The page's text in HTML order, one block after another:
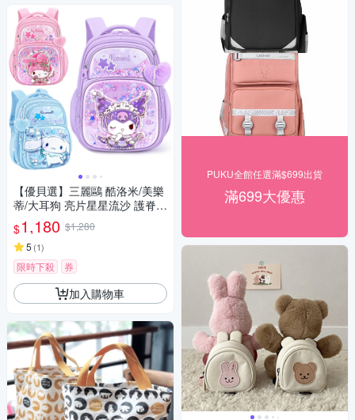
【優貝選】三麗鷗 酷洛米/美樂
蒂/大耳狗 亮片星星流沙 護脊
防潑水 大容量 小學生書包 1-4
年級適用
$1,180 $1,280
5 (1)
限時下殺 券
加入購物車
PUKU全館任選滿$699出貨
滿699大優惠